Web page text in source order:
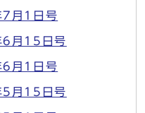
月1日号
月15日号
月1日号
月15日号